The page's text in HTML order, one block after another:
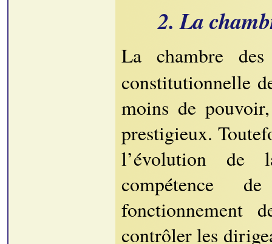
2. La
La chambre
constitutionnelle
moins de
prestigieux.
l’évolution de
compétence
fonctionnement
contrôler les